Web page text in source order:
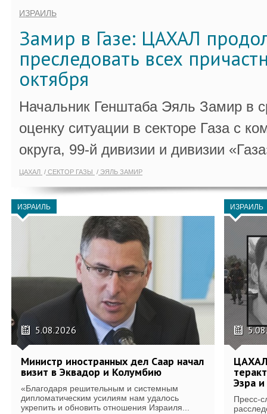
ИЗРАИЛЬ
Замир в Газе: ЦАХАЛ
преследовать всех
октября
Начальник Генштаба Эяль Замир в
оценку ситуации в секторе Газа с
округа, 99-й дивизии и дивизии
ЦАХАЛ СЕКТОР ГАЗЫ ЭЯЛЬ ЗАМИР
ИЗРАИЛЬ
5.08.2026
Министр иностранных дел Саар начал
визит в Эквадор и Колумбию
«Благодаря решительным и системным
дипломатическим усилиям нам удалось
укрепить и обновить отношения Израиля...
ИЗРАИЛЬ
ЦАХАЛ
Эзра
Пресс-